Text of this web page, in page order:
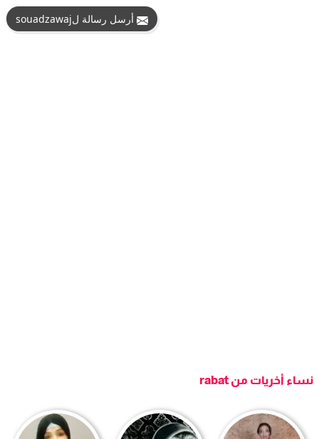
أرسل رسالة لsouadzawaj
نساء أخريات من rabat